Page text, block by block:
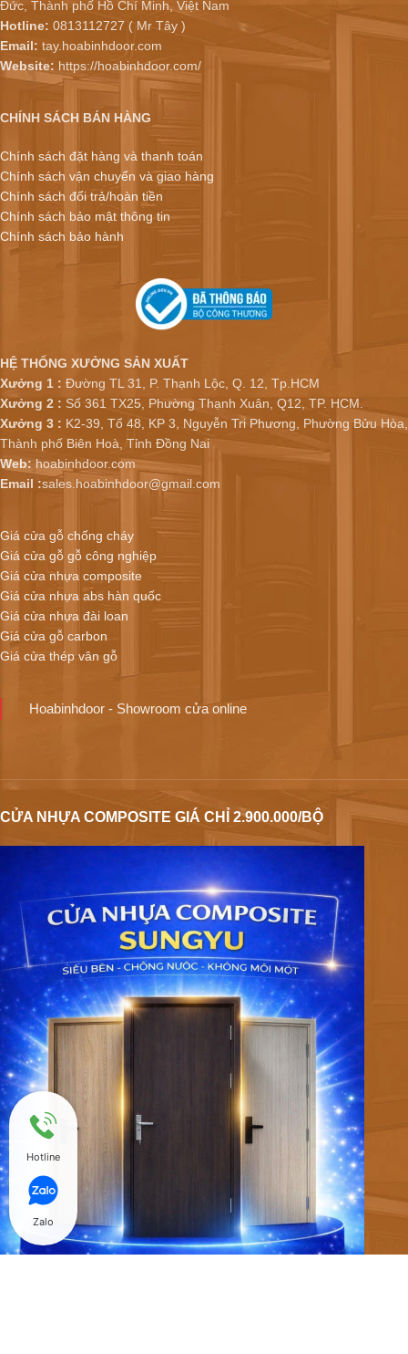
Đức, Thành phố Hồ Chí Minh, Việt Nam
Hotline: 0813112727 ( Mr Tây )
Email: tay.hoabinhdoor.com
Website: https://hoabinhdoor.com/
CHÍNH SÁCH BÁN HÀNG
Chính sách đặt hàng và thanh toán
Chính sách vận chuyển và giao hàng
Chính sách đổi trả/hoàn tiền
Chính sách bảo mật thông tin
Chính sách bảo hành
HỆ THỐNG XƯỞNG SẢN XUẤT
Xưởng 1 : Đường TL 31, P. Thạnh Lộc, Q. 12, Tp.HCM
Xưởng 2 : Số 361 TX25, Phường Thạnh Xuân, Q12, TP. HCM.
Xưởng 3 : K2-39, Tổ 48, KP 3, Nguyễn Tri Phương, Phường Bửu Hòa,
Thành phố Biên Hoà, Tỉnh Đồng Nai
Web: hoabinhdoor.com
Email :sales.hoabinhdoor@gmail.com
Giá cửa gỗ chống cháy
Giá cửa gỗ gỗ công nghiệp
Giá cửa nhựa composite
Giá cửa nhựa abs hàn quốc
Giá cửa nhựa đài loan
Giá cửa gỗ carbon
Giá cửa thép vân gỗ
Hoabinhdoor - Showroom cửa online
CỬA NHỰA COMPOSITE GIÁ CHỈ 2.900.000/BỘ
Hotline
Zalo